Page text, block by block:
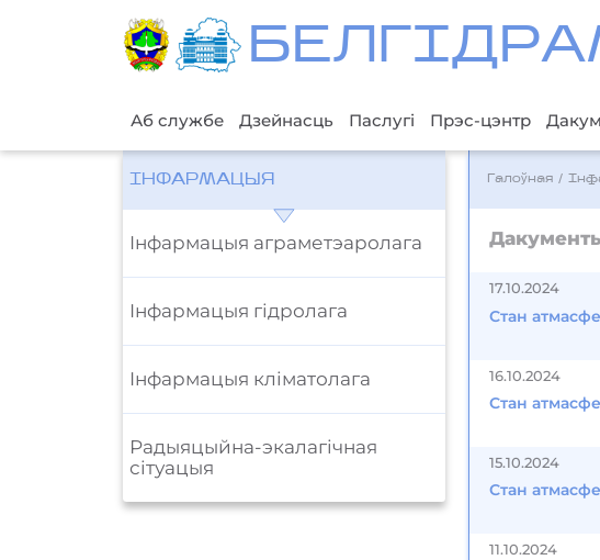
Аб службе Дзейнасць Паслугі Прэс-цэнтр
ІНФАРМАЦЫЯ
Iнфармацыя аграметэаролага
Iнфармацыя гідролага
Iнфармацыя кліматолага
Радыяцыйна-экалагічная
сітуацыя
Галоўная /
17.10.2024
Стан
16.10.2024
Стан
15.10.2024
Стан
11.10.2024